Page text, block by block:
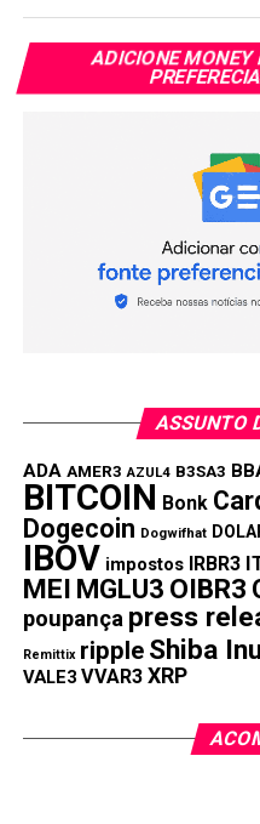
frigoríficos
MEI: Crise faz
Link
TÓPICOS RELACIONADOS:
WhatsApp e Cielo
pagamento no celular
ADICIONE
ASSUNTO
ADA AMER3 AZUL4 B3SA3
BITCOIN Bonk
Dogecoin Dogwifhat
IBOV impostos IRBR3
MEI MGLU3 OIBR3
poupança press
Remittix ripple Shiba
VALE3 VVAR3 XRP